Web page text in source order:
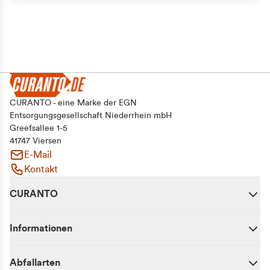
CURANTO - eine Marke der EGN
Entsorgungsgesellschaft Niederrhein mbH
Greefsallee 1-5
41747 Viersen
E-Mail
Kontakt
CURANTO
Informationen
Abfallarten